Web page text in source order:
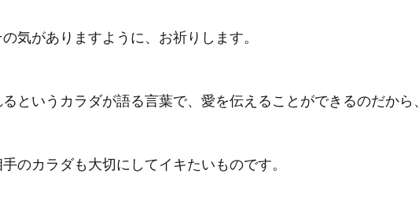
気がありますように、お祈りします。
というカラダが語る言葉で、愛を伝えることができるのだから、
のカラダも大切にしてイキたいものです。